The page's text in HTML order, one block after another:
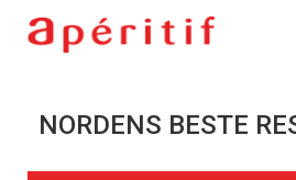
NORDENS BESTE